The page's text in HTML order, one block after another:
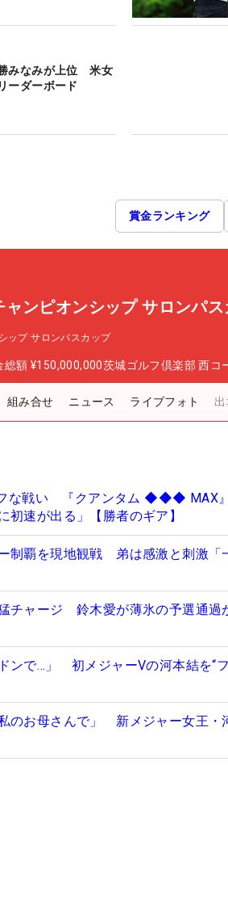
みなみが上位 米女
ーダーボード
賞金ランキング
ンピオンシップ サロンパ
ップ サロンパスカップ
総額 ¥150,000,000茨城ゴルフ倶楽部 西コ
組み合せ ニュース ライブフォト
フな戦い 『クアンタム ◆◆◆ MAX
初速が出る」【勝者のギア】
制覇を現地観戦 弟は感激と刺激「
チャージ 鈴木愛が薄氷の予選通過
ンで…」 初メジャーVの河本結を“フ
のお母さんで」 新メジャー女王・